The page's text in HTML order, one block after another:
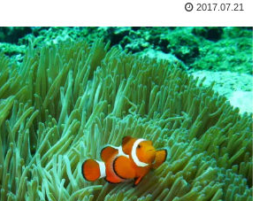
2017.07.21